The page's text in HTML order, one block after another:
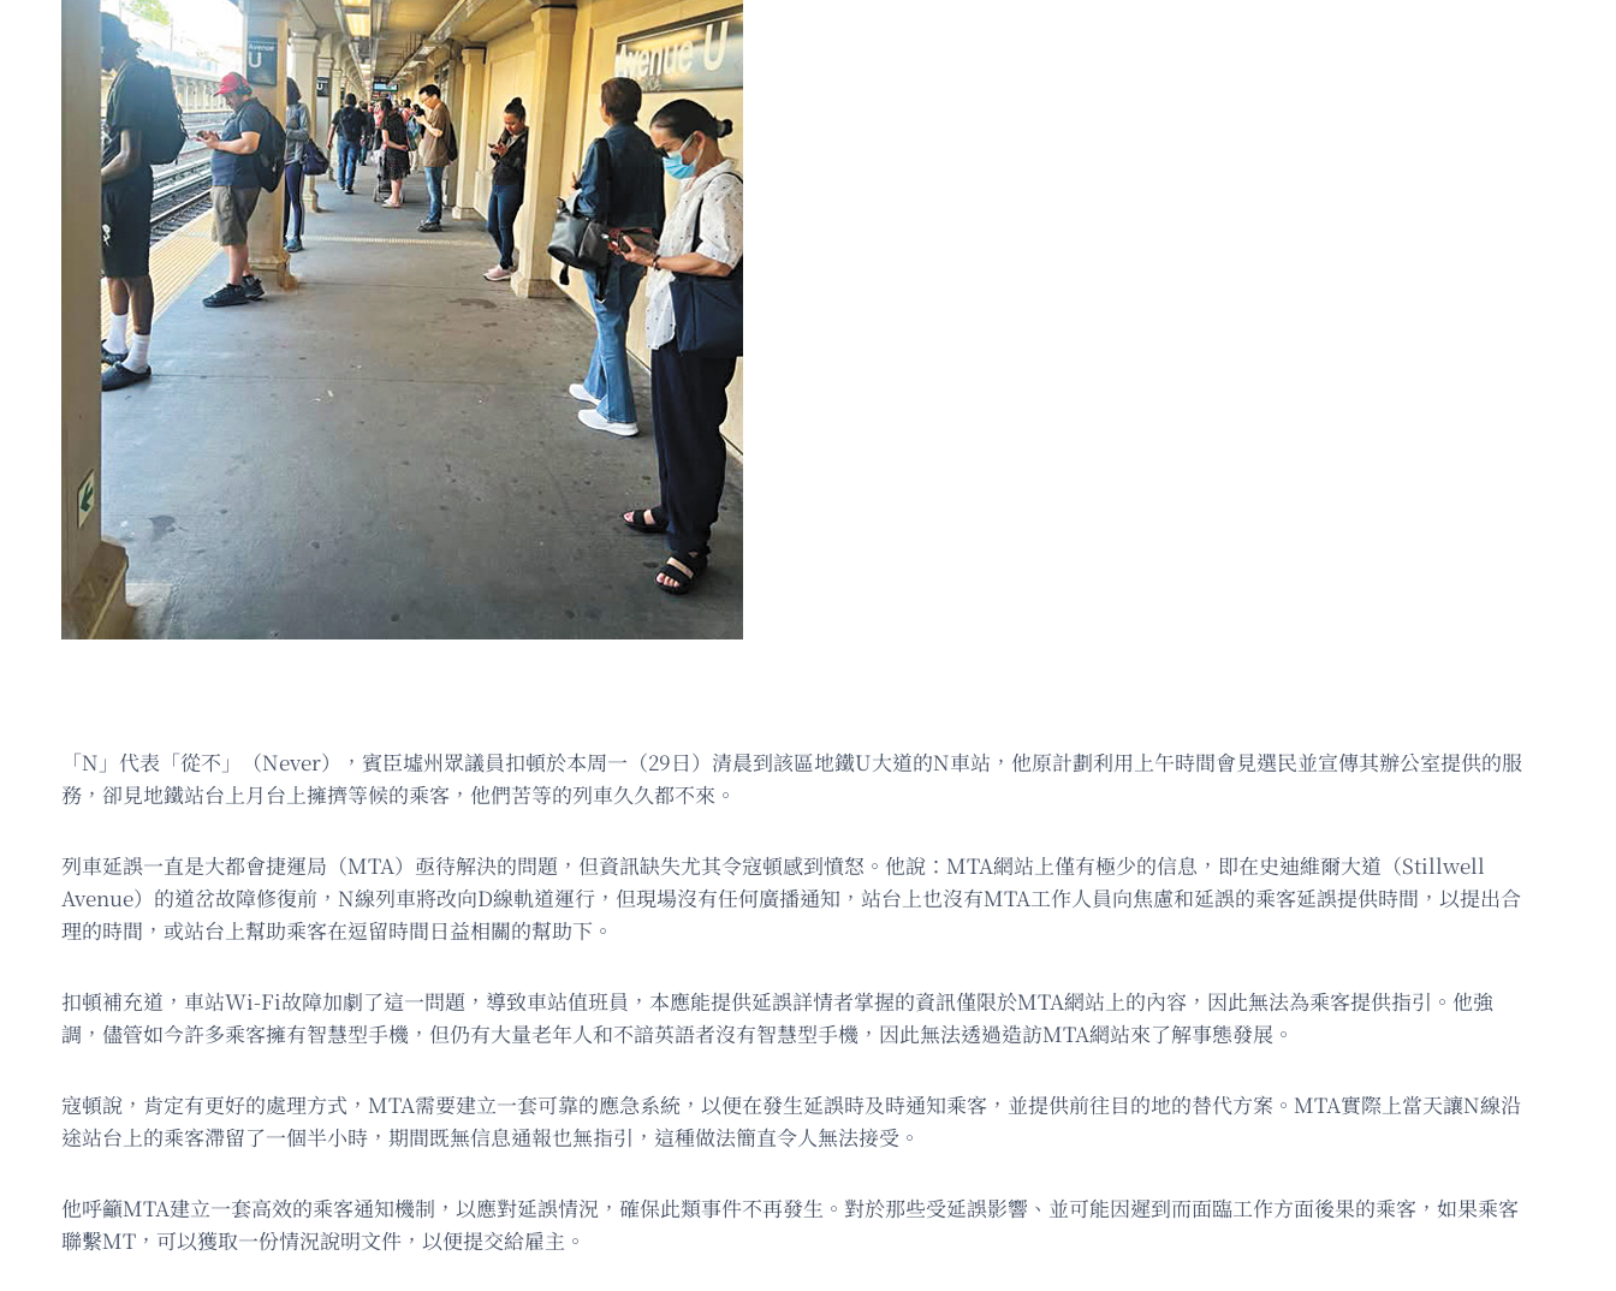
「N」代表「從不」（Never），賓臣墟州眾議員扣頓於本周一（29日）清晨到該區地鐵U大道的N車站，他原計劃利用上午時間會見選民並宣傳其辦公室提供的服
務，卻見地鐵站台上月台上擁擠等候的乘客，他們苦等的列車久久都不來。
列車延誤一直是大都會捷運局（MTA）亟待解決的問題，但資訊缺失尤其令寇頓感到憤怒。他說：MTA網站上僅有極少的信息，即在史迪維爾大道（Stillwell
Avenue）的道岔故障修復前，N線列車將改向D線軌道運行，但現場沒有任何廣播通知，站台上也沒有MTA工作人員向焦慮和延誤的乘客延誤提供時間，以提出合
理的時間，或站台上幫助乘客在逗留時間日益相關的幫助下。
扣頓補充道，車站Wi-Fi故障加劇了這一問題，導致車站值班員，本應能提供延誤詳情者掌握的資訊僅限於MTA網站上的內容，因此無法為乘客提供指引。他強
調，儘管如今許多乘客擁有智慧型手機，但仍有大量老年人和不諳英語者沒有智慧型手機，因此無法透過造訪MTA網站來了解事態發展。
寇頓說，肯定有更好的處理方式，MTA需要建立一套可靠的應急系統，以便在發生延誤時及時通知乘客，並提供前往目的地的替代方案。MTA實際上當天讓N線沿
途站台上的乘客滯留了一個半小時​​，期間既無信息通報也無指引，這種做法簡直令人無法接受。
他呼籲MTA建立一套高效的乘客通知機制，以應對延誤情況，確保此類事件不再發生。對於那些受延誤影響、並可能因遲到而面臨工作方面後果的乘客，如果乘客
聯繫MT，可以獲取一份情況說明文件，以便提交給雇主。